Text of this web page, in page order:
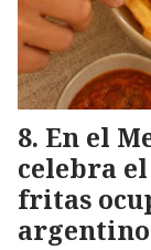
En el
celebra
fritas